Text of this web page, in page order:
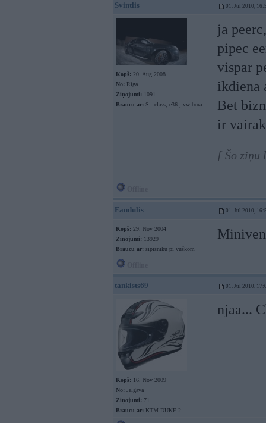
Svintlis 01. Jul 2010,
Kopš: 20. Aug 2008
No: Rīga
Ziņojumi: 1091
Braucu ar: S - class, e36 , vw bora.
ja
pipec
vispar
ikdiena
Bet
ir
[ Šo ziņu
Fandulis 01. Jul 2010,
Kopš: 29. Nov 2004
Ziņojumi: 13929
Braucu ar: sipisnīku pi vuškom
tankists69 01. Jul 2010,
Kopš: 16. Nov 2009
No: Jelgava
Ziņojumi: 71
Braucu ar: KTM DUKE 2
njaa...